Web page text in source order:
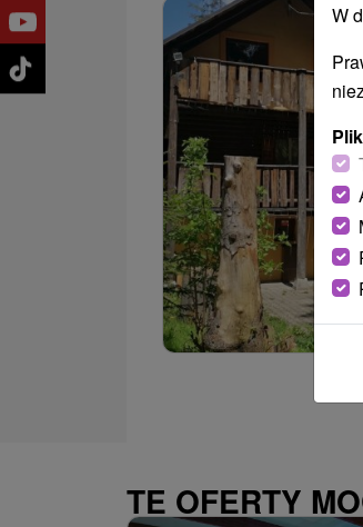
TE OFERTY
W